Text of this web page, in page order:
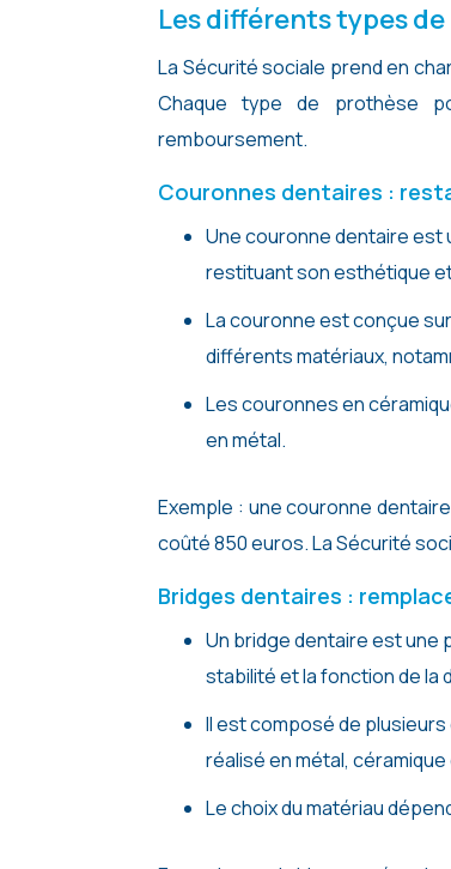
Les différents types
La Sécurité sociale prend en
Chaque type de prothèse
remboursement.
Couronnes dentaires :
Une couronne dentaire est
restituant son esthétique
La couronne est conçue
différents matériaux,
Les couronnes en
en métal.
Exemple : une couronne
coûté 850 euros. La Sécurité
Bridges dentaires :
Un bridge dentaire est une
stabilité et la fonction de la
Il est composé de
réalisé en métal,
Le choix du matériau